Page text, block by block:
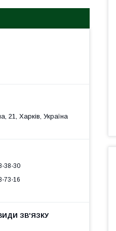
21, Харків, Україна
38-30
73-16